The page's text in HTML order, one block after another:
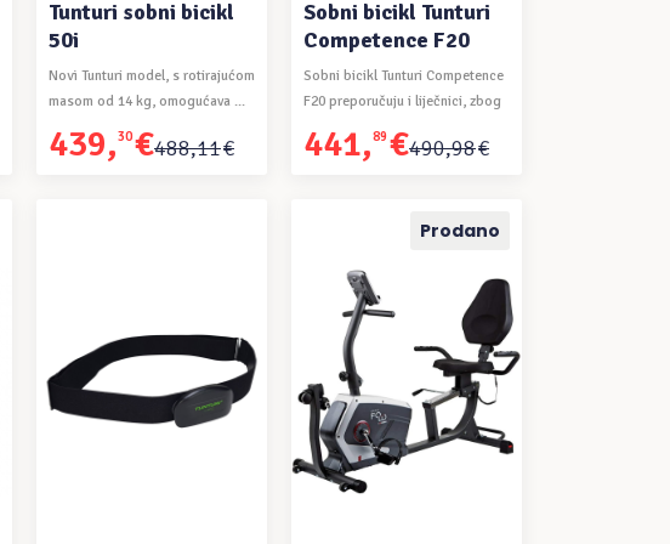
Tunturi sobni bicikl
50i
Novi Tunturi model, s rotirajućom
masom od 14 kg, omogućava ...
488,11€
Izvorna
439,30€
Trenutna
Sobni bicikl Tunturi
Competence F20
Sobni bicikl Tunturi Competence
F20 preporučuju i liječnici, zbog
490,98€
Izvorna
441,89€
Trenutna
DODAJ U KOŠARICU
Prodano
PROČITAJ VIŠE